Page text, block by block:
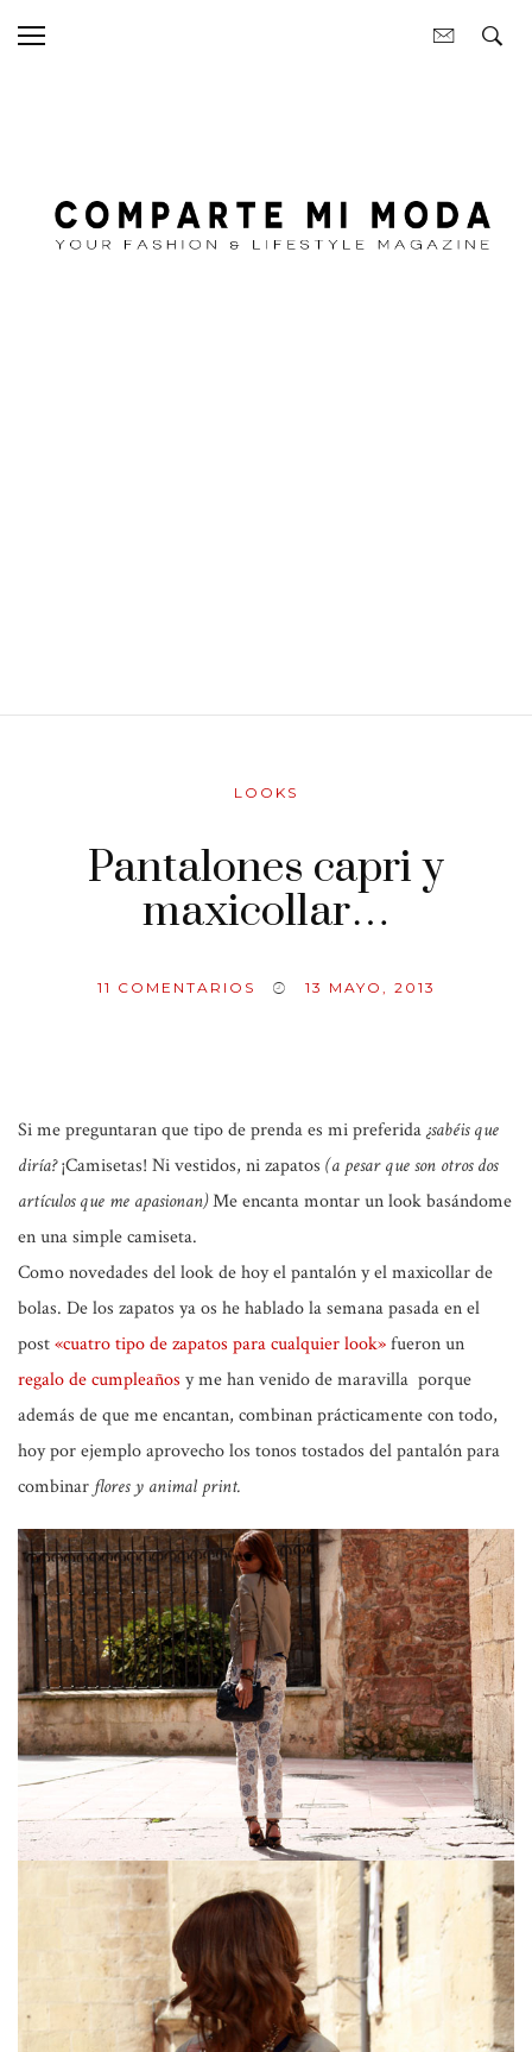
LOOKS
Pantalones capri y
maxicollar…
11 COMENTARIOS 13 MAYO, 2013
Si me preguntaran que tipo de prenda es mi preferida¿sabéis que
diría?¡Camisetas! Ni vestidos, ni zapatos (a pesar que son otros dos
artículos que me apasionan)Me encanta montar un look basándome
en una simple camiseta.
Como novedades del look de hoy el pantalón y el maxicollar de
bolas. De los zapatos ya os he hablado la semana pasada en el
post«cuatro tipo de zapatos para cualquier look»fueron un
regalo de cumpleaños y me han venido de maravilla porque
además de que me encantan, combinan prácticamente con todo,
hoy por ejemplo aprovecho los tonos tostados del pantalón para
combinar flores y animal print.